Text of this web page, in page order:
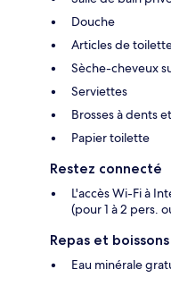
Douche
Articles de
Sèche-cheveux
Serviettes
Brosses à dents
Papier toilette
Restez connecté
L'accès Wi-Fi à
(pour 1 à 2 pers.
Repas et boissons
Eau minérale